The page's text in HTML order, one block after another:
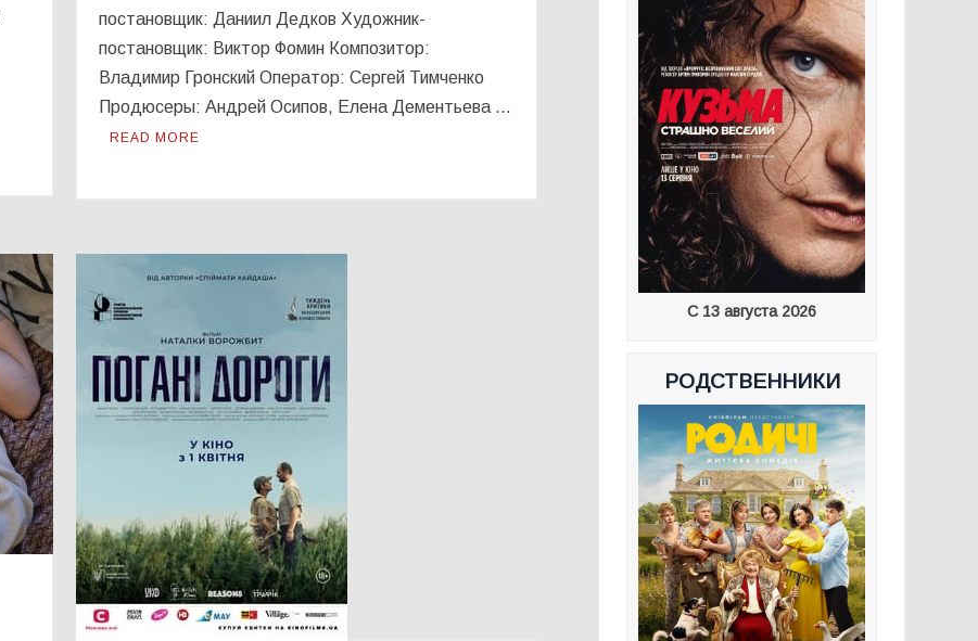
постановщик: Даниил Дедков Художник-
постановщик: Виктор Фомин Композитор:
Владимир Гронский Оператор: Сергей Тимченко
Продюсеры: Андрей Осипов, Елена Дементьева …
READ MORE
С 13 августа 2026
РОДСТВЕННИКИ